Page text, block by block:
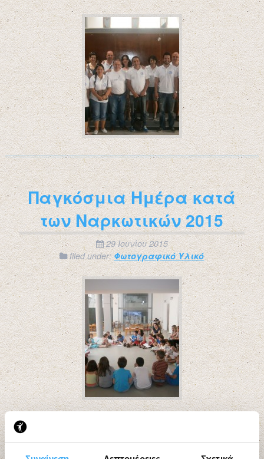
Παγκόσμια Ημέρα κατά
των Ναρκωτικών 2015
29 Ιουνίου 2015
filed under:Φωτογραφικό Υλικό
1 2 →